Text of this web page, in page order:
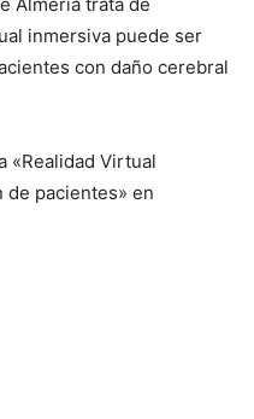
inmersiva puede ser
con daño cerebral
«Realidad Virtual
de pacientes» en